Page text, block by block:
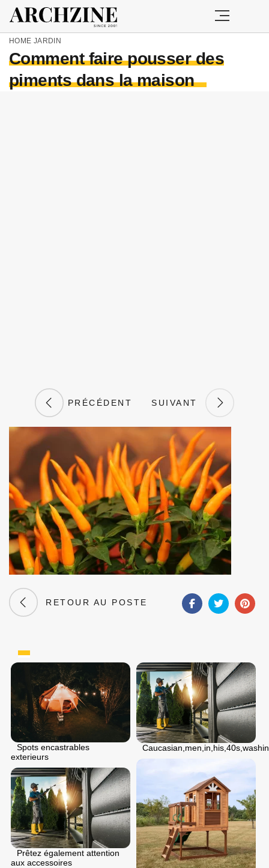
HOME JARDIN
Comment faire pousser des
piments dans la maison
PRÉCÉDENT SUIVANT
RETOUR AU POSTE
Spots encastrables
exterieurs
Prêtez également attention
aux accessoires